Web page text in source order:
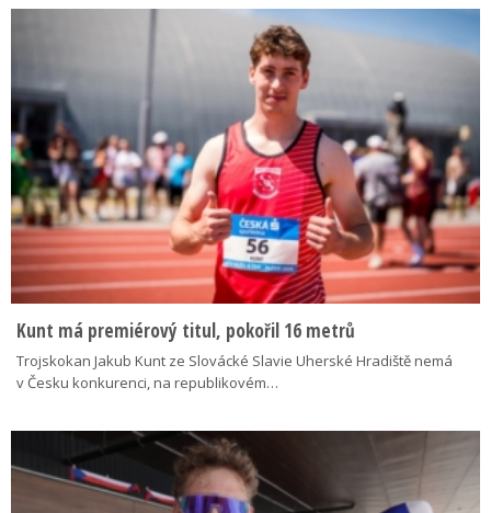
Kunt má premiérový titul, pokořil 16 metrů
Trojskokan Jakub Kunt ze Slovácké Slavie Uherské Hradiště nemá
v Česku konkurenci, na republikovém…